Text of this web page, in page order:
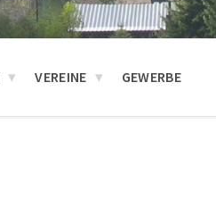
VEREINE GEWERBE